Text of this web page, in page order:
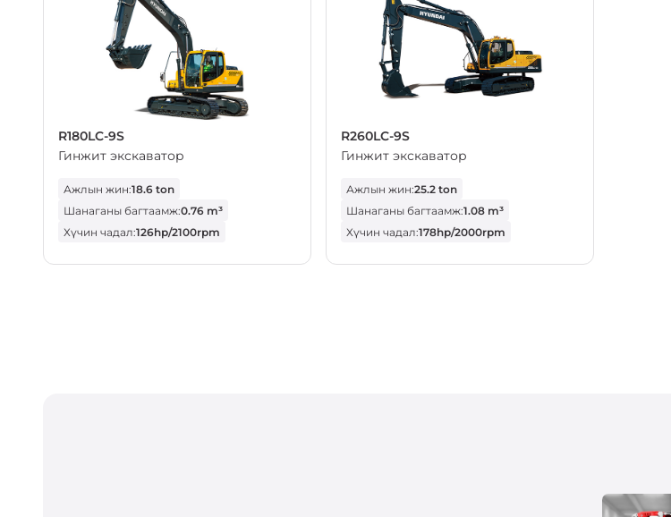
R180LC-9S
Гинжит экскаватор
Ажлын жин:18.6 ton
Шанаганы багтаамж:0.76 m³
Хүчин чадал:126hp/2100rpm
R260LC-9S
Гинжит экскаватор
Ажлын жин:25.2 ton
Шанаганы багтаамж:1.08 m³
Хүчин чадал:178hp/2000rpm